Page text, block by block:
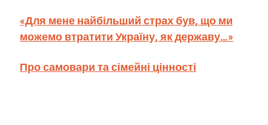
«Для мене найбільший страх був, що ми
можемо втратити Україну, як державу…»
Про самовари та сімейні цінності